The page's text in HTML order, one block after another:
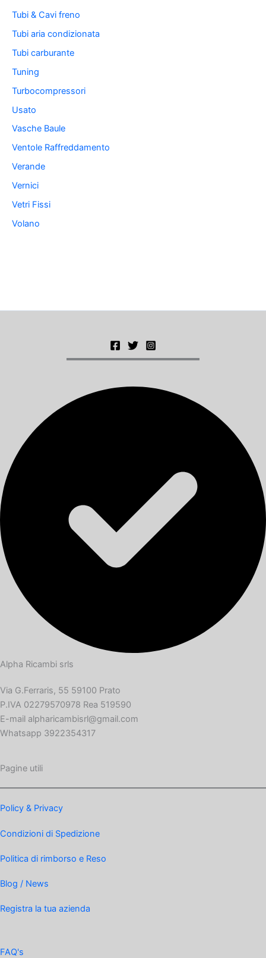
Tubi & Cavi freno
Tubi aria condizionata
Tubi carburante
Tuning
Turbocompressori
Usato
Vasche Baule
Ventole Raffreddamento
Verande
Vernici
Vetri Fissi
Volano
Alpha Ricambi srls
Via G.Ferraris, 55 59100 Prato
P.IVA 02279570978 Rea 519590
E-mail alpharicambisrl@gmail.com
Whatsapp 3922354317
Pagine utili
Policy & Privacy
Condizioni di Spedizione
Politica di rimborso e Reso
Blog / News
Registra la tua azienda
FAQ's